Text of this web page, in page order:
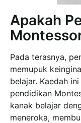
Apakah
Pada terasnya,
memupuk
belajar. Kaedah
pendidikan
kanak belajar
meneroka,